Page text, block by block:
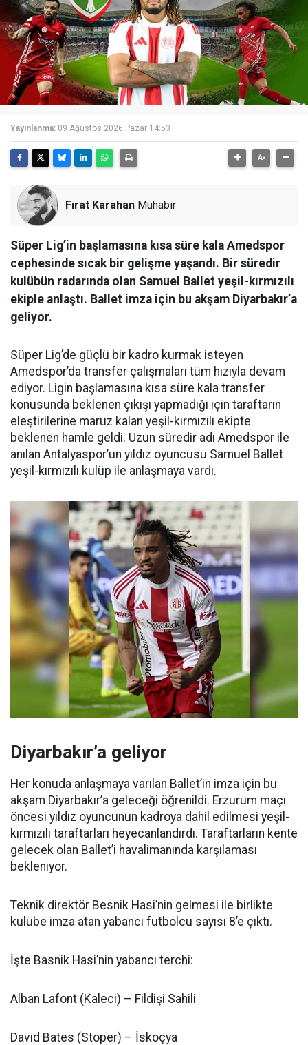
Yayınlanma: 09 Ağustos 2026 Pazar 14:53
Fırat Karahan Muhabir
Süper Lig’in başlamasına kısa süre kala Amedspor
cephesinde sıcak bir gelişme yaşandı. Bir süredir
kulübün radarında olan Samuel Ballet yeşil-kırmızılı
ekiple anlaştı. Ballet imza için bu akşam Diyarbakır’a
geliyor.
Süper Lig’de güçlü bir kadro kurmak isteyen
Amedspor’da transfer çalışmaları tüm hızıyla devam
ediyor. Ligin başlamasına kısa süre kala transfer
konusunda beklenen çıkışı yapmadığı için taraftarın
eleştirilerine maruz kalan yeşil-kırmızılı ekipte
beklenen hamle geldi. Uzun süredir adı Amedspor ile
anılan Antalyaspor’un yıldız oyuncusu Samuel Ballet
yeşil-kırmızılı kulüp ile anlaşmaya vardı.
Diyarbakır’a geliyor
Her konuda anlaşmaya varılan Ballet’in imza için bu
akşam Diyarbakır’a geleceği öğrenildi. Erzurum maçı
öncesi yıldız oyuncunun kadroya dahil edilmesi yeşil-
kırmızılı taraftarları heyecanlandırdı. Taraftarların kente
gelecek olan Ballet’i havalimanında karşılaması
bekleniyor.
Teknik direktör Besnik Hasi’nin gelmesi ile birlikte
kulübe imza atan yabancı futbolcu sayısı 8’e çıktı.
İşte Basnik Hasi’nin yabancı terchi:
Alban Lafont (Kaleci) – Fildişi Sahili
David Bates (Stoper) – İskoçya